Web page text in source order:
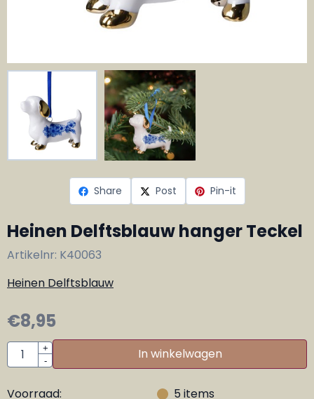
Share Post Pin-it
Heinen Delftsblauw hanger Teckel
Artikelnr: K40063
Heinen Delftsblauw
€8,95
Aantal
+
-
In winkelwagen
Voorraad: 5 items